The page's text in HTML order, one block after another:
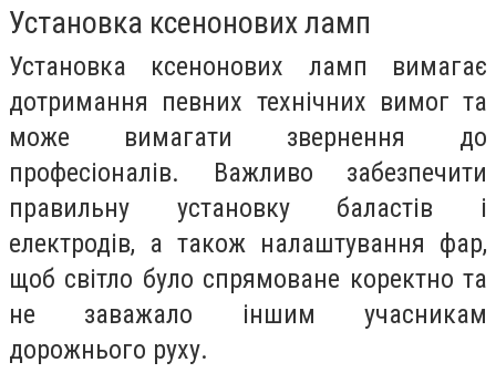
Установка ксенонових ламп
Установка ксенонових ламп вимагає
дотримання певних технічних вимог та
може вимагати звернення до
професіоналів. Важливо забезпечити
правильну установку баластів і
електродів, а також налаштування фар,
щоб світло було спрямоване коректно та
не заважало іншим учасникам
дорожнього руху.